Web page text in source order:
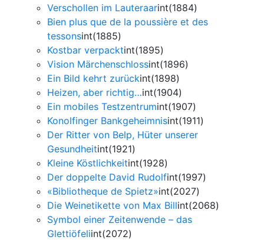
Verschollen im Lauteraarint(1884)
Bien plus que de la poussière et des
tessonsint(1885)
Kostbar verpacktint(1895)
Vision Märchenschlossint(1896)
Ein Bild kehrt zurückint(1898)
Heizen, aber richtig…int(1904)
Ein mobiles Testzentrumint(1907)
Konolfinger Bankgeheimnisint(1911)
Der Ritter von Belp, Hüter unserer
Gesundheitint(1921)
Kleine Köstlichkeitint(1928)
Der doppelte David Rudolfint(1997)
«Bibliotheque de Spietz»int(2027)
Die Weinetikette von Max Billint(2068)
Symbol einer Zeitenwende – das
Glettiöfeliint(2072)